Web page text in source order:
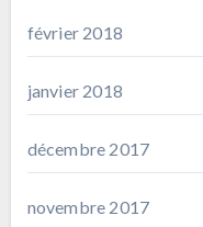
février 2018
janvier 2018
décembre 2017
novembre 2017